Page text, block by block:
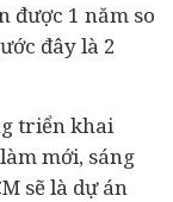
được 1 năm so
đây là 2
triển khai
mới, sáng
sẽ là dự án